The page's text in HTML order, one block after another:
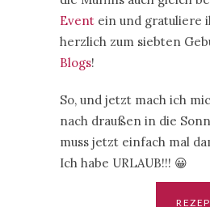
Event ein und gratuliere
herzlich zum siebten
Blogs!
So, und jetzt mach ich
nach draußen in die
muss jetzt einfach mal
Ich habe URLAUB!!! 😀